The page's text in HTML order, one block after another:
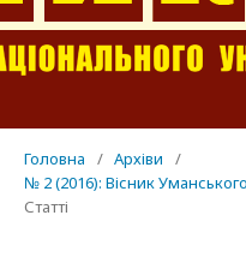
Головна / Архіви
/
№ 2 (2016): Вісник
Статті